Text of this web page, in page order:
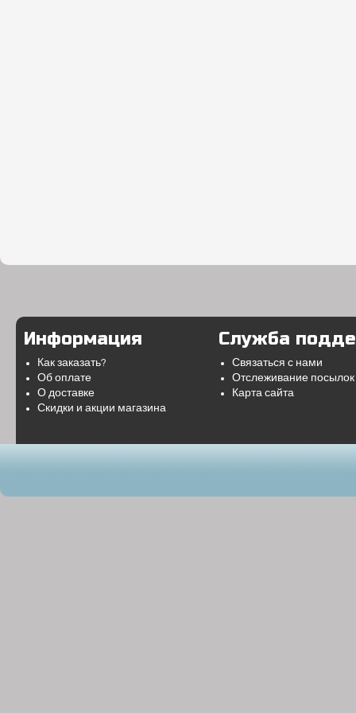
Информация
Как заказать?
Об оплате
О доставке
Скидки и акции магазина
Служба
Связаться с нами
Отслеживание посылок
Карта сайта